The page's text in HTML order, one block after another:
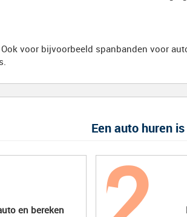
voor bijvoorbeeld spanbanden voor
Een auto huren
en bereken